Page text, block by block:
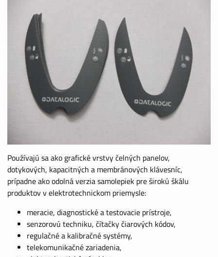
Používajú sa ako grafické vrstvy čelných panelov,
dotykových, kapacitných a membránových klávesníc,
prípadne ako odolná verzia samolepiek pre širokú škálu
produktov v elektrotechnickom priemysle:
meracie, diagnostické a testovacie prístroje,
senzorovú techniku, čítačky čiarových kódov,
regulačné a kalibračné systémy,
telekomunikačné zariadenia,